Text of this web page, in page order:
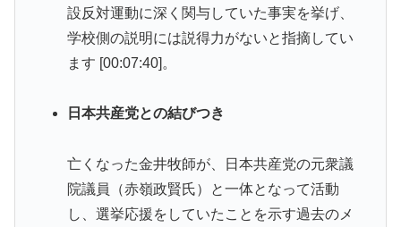
設反対運動に深く関与していた事実を挙げ、
学校側の説明には説得力がないと指摘してい
ます [00:07:40]。
日本共産党との結びつき
亡くなった金井牧師が、日本共産党の元衆議
院議員（赤嶺政賢氏）と一体となって活動
し、選挙応援をしていたことを示す過去のメ